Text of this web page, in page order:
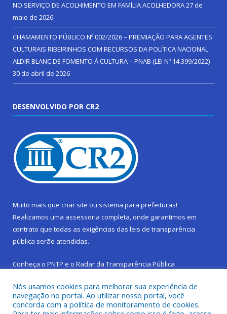
NO SERVIÇO DE ACOLHIMENTO EM FAMÍLIA ACOLHEDORA27 de
maio de 2026
CHAMAMENTO PÚBLICO Nº 002/2026 – PREMIAÇÃO PARA AGENTES
CULTURAIS RIBEIRINHOS COM RECURSOS DA POLÍTICA NACIONAL
ALDIR BLANC DE FOMENTO Á CULTURA – PNAB (LEI Nº 14.399/2022)
30 de abril de 2026
DESENVOLVIDO POR CR2
Muito mais que criar site ou sistema para prefeituras!
Realizamos uma assessoria completa, onde garantimos em
contrato que todas as exigências das leis de transparência
pública serão atendidas.
Conheça o PNTP e o Radar da Transparência Pública
Nós usamos cookies para melhorar sua experiência de
navegação no portal. Ao utilizar nosso portal, você
concorda com a política de monitoramento de cookies.